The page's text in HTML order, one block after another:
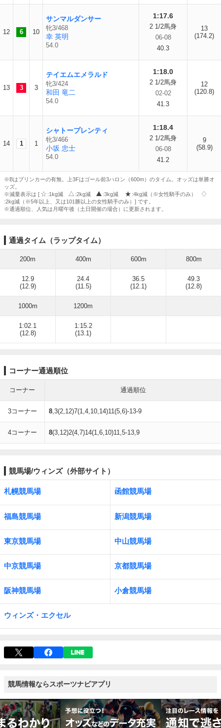
12 6 10
サンマルダンサー
牝3/468
幸 英明
54.0
1:17.6
2 1/2馬身
06-08
40.3
13
(174.2)
13 3 3
テイエムエメラルド
牝3/424
和田 竜二
54.0
1:18.0
2 1/2馬身
02-02
41.3
12
(120.8)
14 1 1
シャトープレンティ
牝3/466
小坂 忠士
54.0
1:18.4
2 1/2馬身
06-08
41.2
9
(58.9)
※Bはブリンカーの有無。上3Fはゴール前3ハロン（600m）のタイム。オッズは単勝オ
ッズ。
※減量表示は [
:1kg減 :2kg減 :3kg減
:4kg減（※女性騎手のみ）
:2kg減（※5年以上、又は101勝以上の女性騎手のみ）] です。
※通過順位、人気は月曜午後（土日開催の場合）に更新されます。
通過タイム（ラップタイム）
200m 400m 600m 800m
12.9
(12.9)
24.4
(11.5)
36.5
(12.1)
49.3
(12.8)
1000m 1200m
1:02.1
(12.8)
1:15.2
(13.1)
コーナー通過順位
コーナー 通過順位
3コーナー 8,3(2,12)7(1,4,10,14)11(5,6)-13-9
4コーナー 8(3,12)2(4,7)14(1,6,10)11,5-13,9
競馬場/ウィンズ（外部サイト）
札幌競馬場 函館競馬場
福島競馬場 新潟競馬場
東京競馬場 中山競馬場
中京競馬場 京都競馬場
阪神競馬場 小倉競馬場
ウィンズ・エクセル
競馬情報ならスポーツナビアプリ